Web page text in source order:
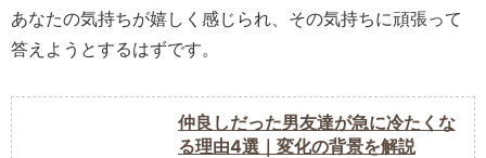
あなたの気持ちが嬉しく感じられ、その気持ちに頑張って
答えようとするはずです。
仲良しだった男友達が急に冷たくな
る理由4選｜変化の背景を解説